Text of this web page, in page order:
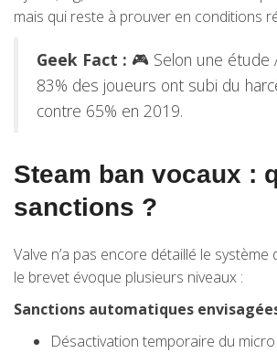
mais qui reste à prouver en conditions
Geek Fact : 🎮 Selon une étude
83% des joueurs ont subi du
contre 65% en 2019.
Steam ban vocaux :
sanctions ?
Valve n’a pas encore détaillé le système
le brevet évoque plusieurs niveaux :
Sanctions automatiques
Désactivation temporaire du micro